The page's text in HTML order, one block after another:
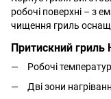
робочі поверхні – з
чищення гриль
Притискний гриль
Робочі
Дві зони